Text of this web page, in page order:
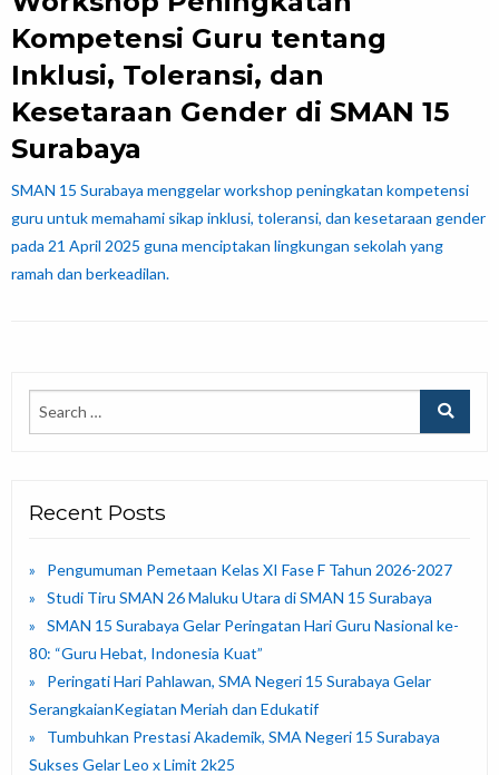
Kompetensi Guru tentang
Inklusi, Toleransi, dan
Kesetaraan Gender di SMAN 15
Surabaya
SMAN 15 Surabaya menggelar workshop peningkatan kompetensi
guru untuk memahami sikap inklusi, toleransi, dan kesetaraan gender
pada 21 April 2025 guna menciptakan lingkungan sekolah yang
ramah dan berkeadilan.
Recent Posts
Pengumuman Pemetaan Kelas XI Fase F Tahun 2026-2027
Studi Tiru SMAN 26 Maluku Utara di SMAN 15 Surabaya
SMAN 15 Surabaya Gelar Peringatan Hari Guru Nasional ke-
80: “Guru Hebat, Indonesia Kuat”
Peringati Hari Pahlawan, SMA Negeri 15 Surabaya Gelar
SerangkaianKegiatan Meriah dan Edukatif
Tumbuhkan Prestasi Akademik, SMA Negeri 15 Surabaya
Sukses Gelar Leo x Limit 2k25